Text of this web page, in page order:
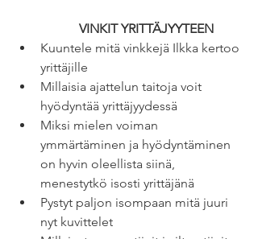
VINKIT YRITTÄJYYTEEN
Kuuntele mitä vinkkejä Ilkka kertoo
yrittäjille
Millaisia ajattelun taitoja voit
hyödyntää yrittäjyydessä
Miksi mielen voiman
ymmärtäminen ja hyödyntäminen
on hyvin oleellista siinä,
menestytkö isosti yrittäjänä
Pystyt paljon isompaan mitä juuri
nyt kuvittelet